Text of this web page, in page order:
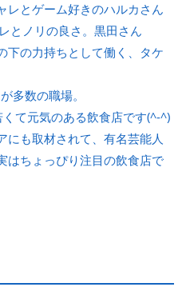
レとゲーム好きのハルカさん
とノリの良さ。黒田さん
下の力持ちとして働く、タケ
多数の職場。
て元気のある飲食店です(^-^)
にも取材されて、有名芸能人
はちょっぴり注目の飲食店で